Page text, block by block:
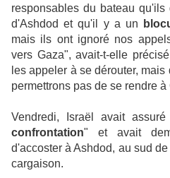
responsables du bateau
d'Ashdod et qu'il y a un
mais ils ont ignoré nos
vers Gaza", avait-t-elle
les appeler à se dérouter,
permettrons pas de se rendre à
Vendredi, Israël avait
confrontation" et avait
d'accoster à Ashdod, au sud
cargaison.